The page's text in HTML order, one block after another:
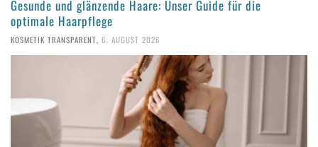
Gesunde und glänzende Haare: Unser Guide für die
optimale Haarpflege
KOSMETIK TRANSPARENT, 6. AUGUST 2026